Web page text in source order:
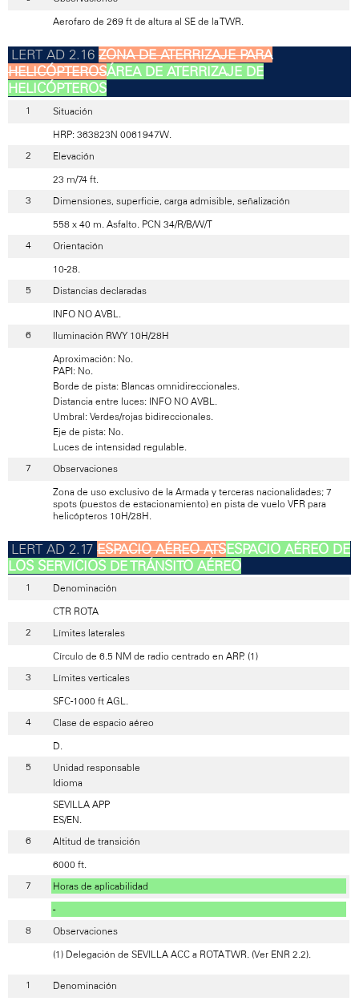
Aerofaro de 269 ft de altura al SE de la TWR.
ZONA DE ATERRIZAJE PARA
HELICÓPTEROSÁREA DE ATERRIZAJE DE
HELICÓPTEROS
Situación
HRP: 363823N 0061947W.
Elevación
23 m/74 ft.
Dimensiones, superficie, carga admisible, señalización
558 x 40 m. Asfalto. PCN 34/R/B/W/T
Orientación
10-28.
Distancias declaradas
INFO NO AVBL.
Iluminación RWY 10H/28H
Aproximación: No.
PAPI: No.
Borde de pista: Blancas omnidireccionales.
Distancia entre luces: INFO NO AVBL.
Umbral: Verdes/rojas bidireccionales.
Eje de pista: No.
Luces de intensidad regulable.
Observaciones
Zona de uso exclusivo de la Armada y terceras nacionalidades; 7
spots (puestos de estacionamiento) en pista de vuelo VFR para
helicópteros 10H/28H.
ESPACIO AÉREO ATSESPACIO AÉREO DE
LOS SERVICIOS DE TRÁNSITO AÉREO
Denominación
CTR ROTA
Límites laterales
Círculo de 6.5 NM de radio centrado en ARP. (1)
Límites verticales
SFC-1000 ft AGL.
Clase de espacio aéreo
D.
Unidad responsable
Idioma
SEVILLA APP
ES/EN.
Altitud de transición
6000 ft.
Horas de aplicabilidad
-
Observaciones
(1) Delegación de SEVILLA ACC a ROTA TWR. (Ver ENR 2.2).
Denominación